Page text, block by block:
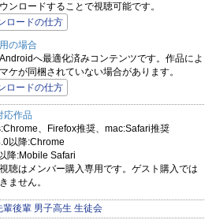
ンロードすることで視聴可能です。
ロードの仕方
の場合
へ最適化済みコンテンツです。作品によ
ケが同梱されていない場合があります。
ロードの仕方
応作品
、Firefox推奨、mac:Safari推奨
以降:Chrome
降:Mobile Safari
聴はメンバー購入専用です。ゲスト購入では
ません。
輩後輩 男子高生 生徒会